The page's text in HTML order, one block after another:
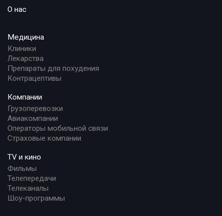
О нас
Медицина
Клиники
Лекарства
Препараты для похудения
Контрацептивы
Компании
Грузоперевозки
Авиакомпании
Операторы мобильной связи
Страховые компании
TV и кино
Фильмы
Телепередачи
Телеканалы
Шоу-программы